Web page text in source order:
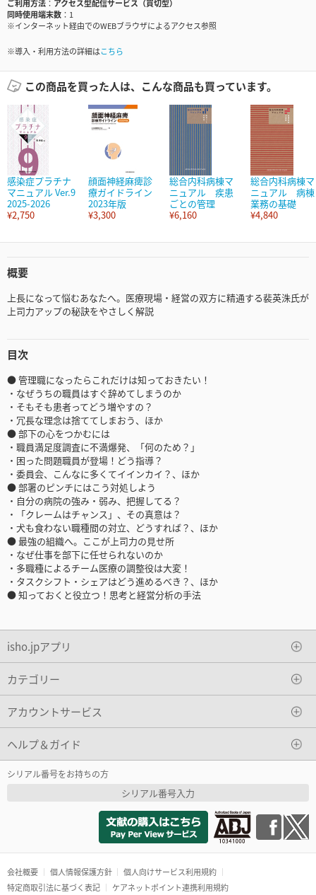
ご利用方法
アクセス型配信サービス（買切型）
同時使用端末数
1
※インターネット経由でのWEBブラウザによるアクセス参照
※導入・利用方法の詳細はこちら
この商品を買った人は、こんな商品も買っています。
感染症プラチナ
マニュアル Ver.9
2025-2026
¥2,750
顔面神経麻痺診
療ガイドライン
2023年版
¥3,300
総合内科病棟マ
ニュアル 疾患
ごとの管理
¥6,160
総合内科病棟マ
ニュアル 病棟
業務の基礎
¥4,840
概要
上長になって悩むあなたへ。医療現場・経営の双方に精通する裴英洙氏が
上司力アップの秘訣をやさしく解説
目次
● 管理職になったらこれだけは知っておきたい！
・なぜうちの職員はすぐ辞めてしまうのか
・そもそも患者ってどう増やすの？
・冗長な理念は捨ててしまおう、ほか
● 部下の心をつかむには
・職員満足度調査に不満爆発、「何のため？」
・困った問題職員が登場！どう指導？
・委員会、こんなに多くてイインカイ？、ほか
● 部署のピンチにはこう対処しよう
・自分の病院の強み・弱み、把握してる？
・「クレームはチャンス」、その真意は？
・犬も食わない職種間の対立、どうすれば？、ほか
● 最強の組織へ。ここが上司力の見せ所
・なぜ仕事を部下に任せられないのか
・多職種によるチーム医療の調整役は大変！
・タスクシフト・シェアはどう進めるべき？、ほか
● 知っておくと役立つ！思考と経営分析の手法
isho.jpアプリ
カテゴリー
アカウントサービス
ヘルプ＆ガイド
シリアル番号をお持ちの方
シリアル番号入力
会社概要 個人情報保護方針
個人向けサービス利用規約
特定商取引法に基づく表記
ケアネットポイント連携利用規約